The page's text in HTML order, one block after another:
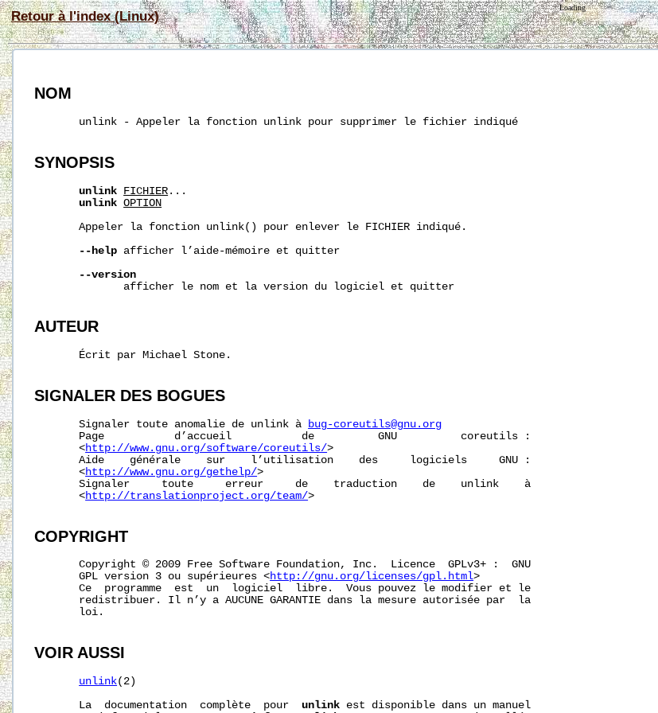
Retour à l'index (Linux)
Loading
NOM
       unlink - Appeler la fonction unlink pour supprimer le fichier indiqué
SYNOPSIS
unlink FICHIER ...
unlink OPTION
       Appeler la fonction unlink() pour enlever le FICHIER indiqué.
--help afficher l’aide-mémoire et quitter
--version
              afficher le nom et la version du logiciel et quitter
AUTEUR
       Écrit par Michael Stone.
SIGNALER DES BOGUES
       Signaler toute anomalie de unlink à
bug-coreutils@gnu.org
       Page           d’accueil           de          GNU          coreutils :
       <
http://www.gnu.org/software/coreutils/>
       Aide    générale    sur    l’utilisation    des     logiciels     GNU :
       <
http://www.gnu.org/gethelp/>
       Signaler     toute     erreur     de    traduction    de    unlink    à
       <
http://translationproject.org/team/>
COPYRIGHT
       Copyright © 2009 Free Software Foundation, Inc.  Licence  GPLv3+ :  GNU
       GPL version 3 ou supérieures <
http://gnu.org/licenses/gpl.html>
       Ce  programme  est  un  logiciel  libre.  Vous pouvez le modifier et le
       redistribuer. Il n’y a AUCUNE GARANTIE dans la mesure autorisée par  la
       loi.
VOIR AUSSI
unlink(2)
       La  documentation  complète  pour
unlink est disponible dans un manuel